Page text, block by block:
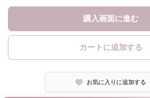
購入画面に進む
カートに追加する
お気に入りに追加する